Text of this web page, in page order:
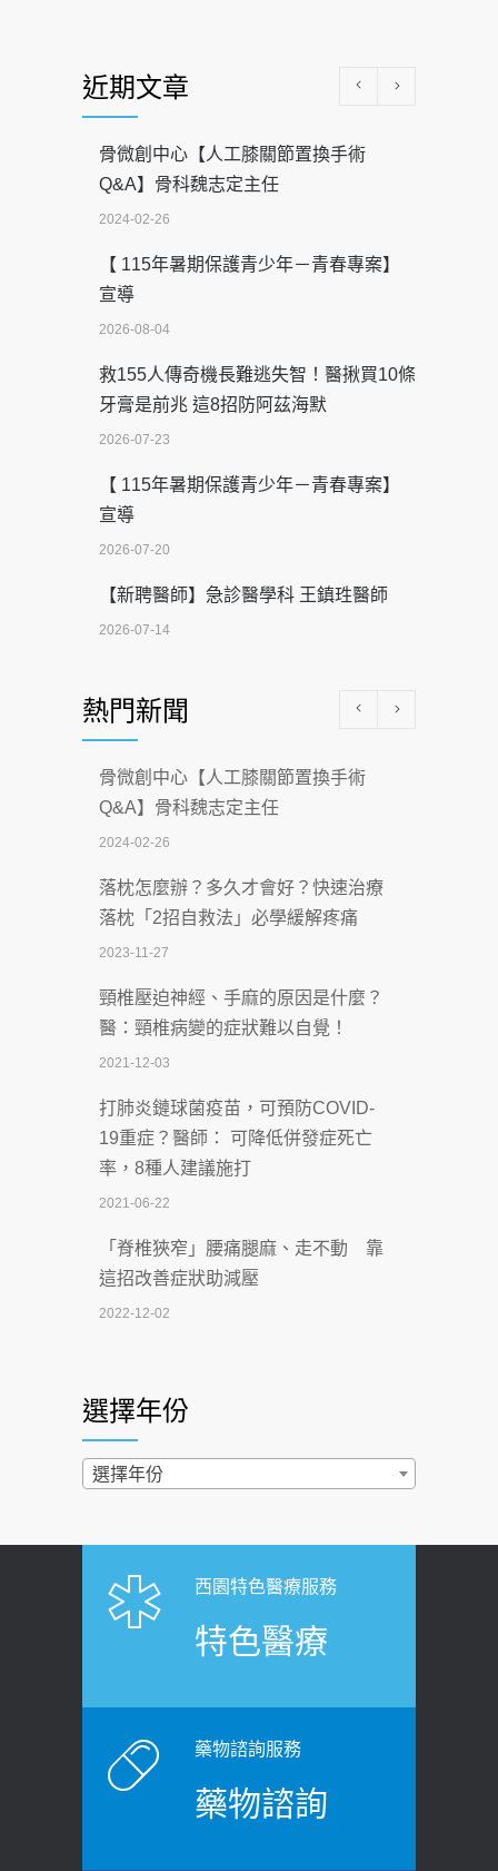
近期文章
骨微創中心【人工膝關節置換手術
Q&A】骨科魏志定主任
2024-02-26
【 115年暑期保護青少年－青春專案】
宣導
2026-08-04
救155人傳奇機長難逃失智！醫揪買10條
牙膏是前兆 這8招防阿茲海默
2026-07-23
【 115年暑期保護青少年－青春專案】
宣導
2026-07-20
【新聘醫師】急診醫學科 王鎮珄醫師
2026-07-14
科能量
2026-07-08
沒菸酒也瀕臨洗腎？65歲男靠「這習
慣」逆轉腎功能 醫揭3招救命
2026-07-08
體溫飆破41度！醫連收兩例中暑病例：
致死率達8成
2026-07-07
深耕萬華55年 西園醫院回顧發展歷程與
智慧 醫療布局
2026-07-06
【115年臺北市「防癌保衛戰：健康好禮
一手刮」】 宣導
2026-07-02
2026-07-02
4連霸議員黃秋澤癌逝！食道癌為何奪命
西園醫院55周年 7／10捐血公益活動 邀
民眾熱血響應
2026-06-30
健康肛門痛都是痔瘡?醫談瘍瘍瘻管與肛
裂差異 逾50歲民眾可做1事
原則避免血糖血壓飆高
2026-06-08
熱門新聞
骨微創中心【人工膝關節置換手術
Q&A】骨科魏志定主任
2024-02-26
落枕怎麼辦？多久才會好？快速治療
落枕「2招自救法」必學緩解疼痛
2023-11-27
頸椎壓迫神經、手麻的原因是什麼？
醫：頸椎病變的症狀難以自覺！
2021-12-03
打肺炎鏈球菌疫苗，可預防COVID-
19重症？醫師： 可降低併發症死亡
率，8種人建議施打
2021-06-22
「脊椎狹窄」腰痛腿麻、走不動 靠
這招改善症狀助減壓
2022-12-02
2022-02-17
過量維生素D和鈣恐罹癌? 醫師釋
「落枕」不要大力按脖子！ 1招「伸
展運動」預防落枕
老後睡不好、夜間易跌倒
2021-03-05
選擇年份
選擇年份
西園特色醫療服務
特色醫療
藥物諮詢服務
藥物諮詢